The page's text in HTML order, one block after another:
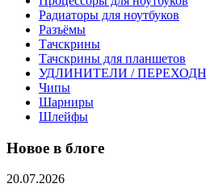
Радиаторы для ноутбуков
Разъёмы
Тачскрины
Тачскрины для планшетов
УДЛИНИТЕЛИ /
Чипы
Шарниры
Шлейфы
Новое в блоге
20.07.2026